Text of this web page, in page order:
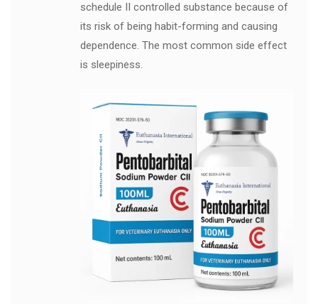
schedule II controlled substance because of
its risk of being habit-forming and causing
dependence. The most common side effect
is sleepiness.